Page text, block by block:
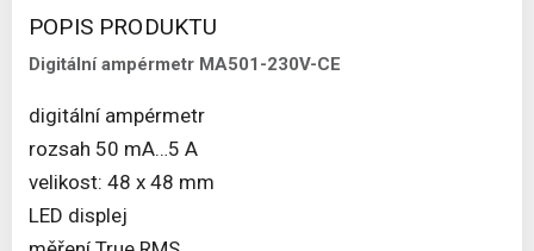
POPIS PRODUKTU
Digitální ampérmetr MA501-230V-CE
digitální ampérmetr
rozsah 50 mA…5 A
velikost: 48 x 48 mm
LED displej